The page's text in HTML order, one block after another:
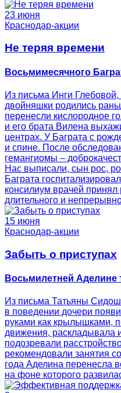
23 июня
Краснодар-акции
Не теряя времени
Восьмимесячного
Из письма Инги
двойняшки родились
перенесли кислородное
и его брата Вилена
центрах. У Баграта с
и спине. После
гемангиомы –
Нас выписали, сын рос,
Баграта
консилиум врачей
длительного и
15 июня
Краснодар-акции
Забыть о приступах
Восьмилетней Аделине
Из письма Татьяны
в поведении дочери
руками как крылышками,
движения, раскладывала
подозревали
рекомендовали занятия
года Аделина перенесла
на фоне которого